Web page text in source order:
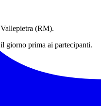
(RM).
giorno prima ai partecipanti.